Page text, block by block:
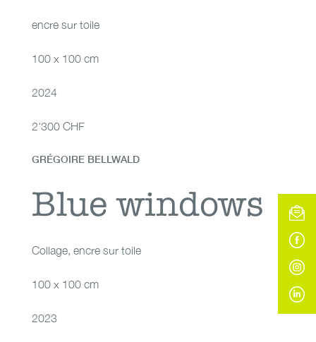
encre sur toile
100 x 100 cm
2024
2'300 CHF
Blue windows
GRÉGOIRE BELLWALD
Blue windows
Collage, encre sur toile
100 x 100 cm
2023